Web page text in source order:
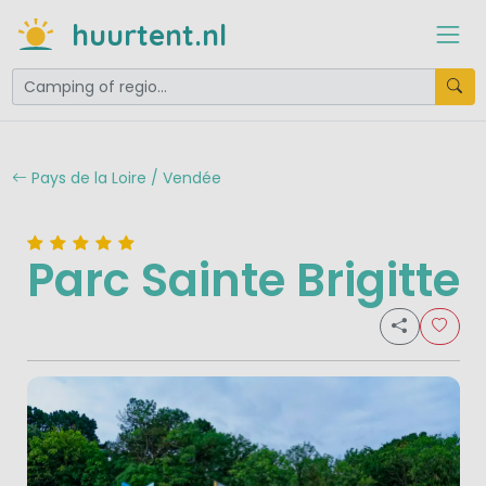
huurtent.nl
Pays de la Loire / Vendée
Parc Sainte Brigitte